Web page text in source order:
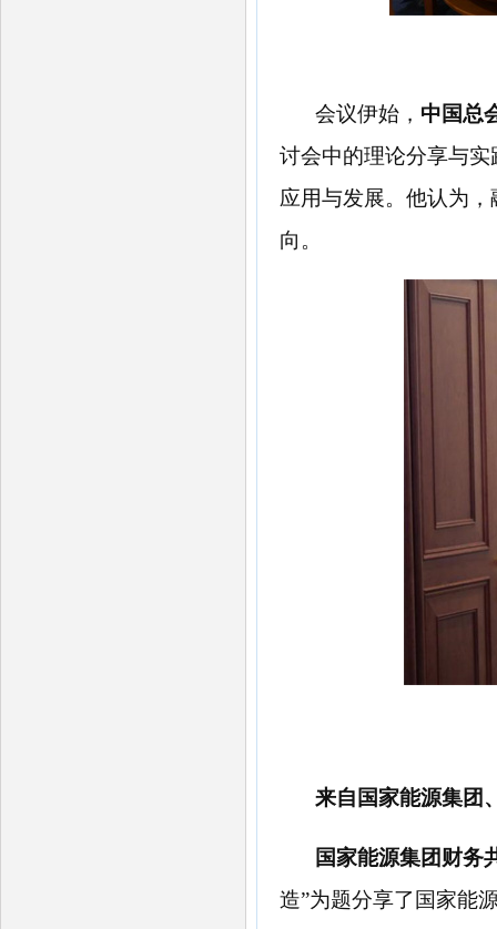
会议伊始， 中国总
讨会中的理论分享与实
应用与发展。 他认为，
向。
来自国家能源集团
国家能源集团财务
造”为题分享了 国家能